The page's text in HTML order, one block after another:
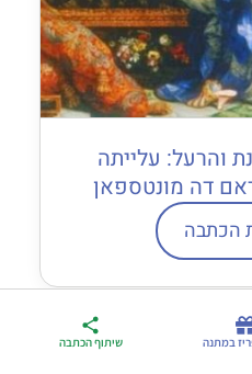
והרעל: עלייתה
דה מונטספאן
הכתבה
פריז
דברו
איתי בווטסאפ
במתנה שיתוף הכתבה